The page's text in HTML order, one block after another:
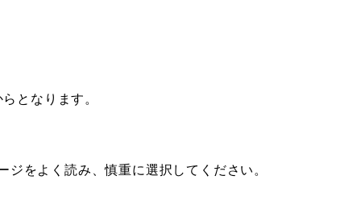
となります。
をよく読み、慎重に選択してください。